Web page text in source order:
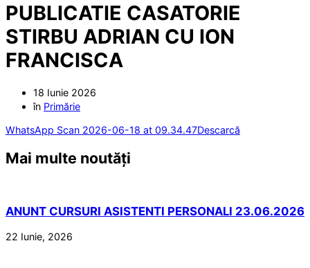
PUBLICATIE CASATORIE
STIRBU ADRIAN CU ION
FRANCISCA
18 Iunie 2026
în Primărie
WhatsApp Scan 2026-06-18 at 09.34.47Descarcă
Mai multe noutăți
ANUNT CURSURI ASISTENTI PERSONALI 23.06.2026
22 Iunie, 2026